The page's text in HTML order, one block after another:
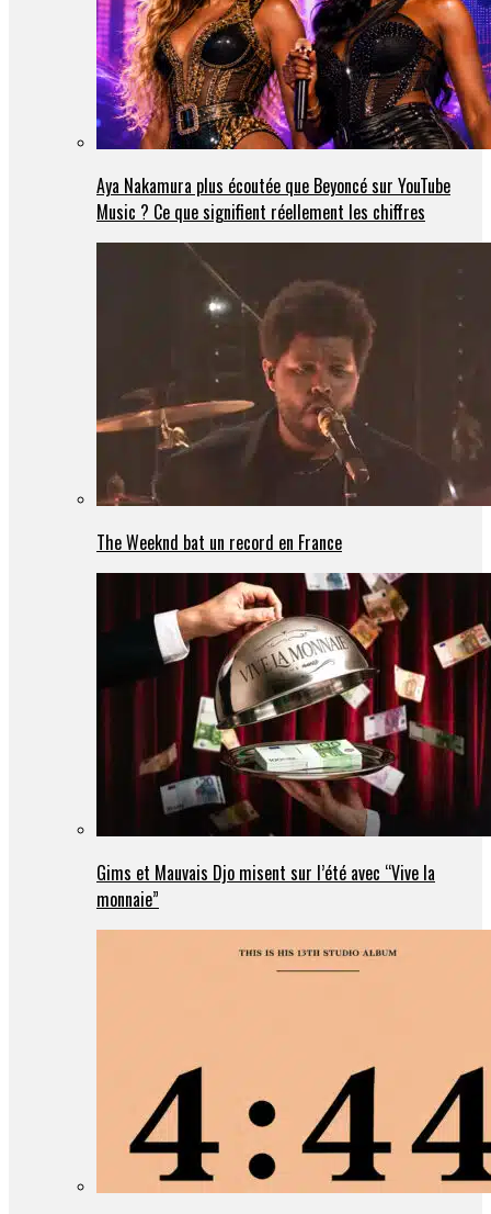
Aya Nakamura plus écoutée que Beyoncé sur YouTube
Music ? Ce que signifient réellement les chiffres
The Weeknd bat un record en France
Gims et Mauvais Djo misent sur l’été avec “Vive la
monnaie”